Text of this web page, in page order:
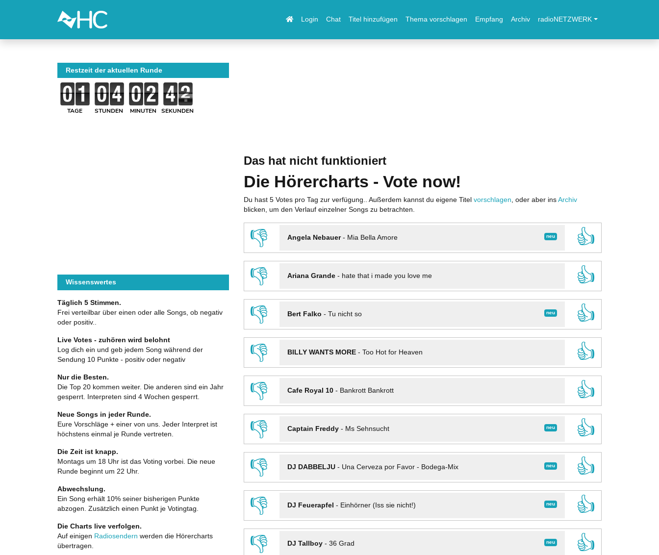
Login Chat Titel hinzufügen Thema vorschlagen Empfang Archiv radioNETZWERK
Das hat nicht funktioniert
Die Hörercharts - Vote now!
Du hast 5 Votes pro Tag zur verfügung.. Außerdem kannst du eigene Titel vorschlagen , oder aber ins Archiv
blicken, um den Verlauf einzelner Songs zu betrachten.
👎 neu
Angela Nebauer- Mia Bella Amore
👍
👎
Ariana Grande- hate that i made you love me
👍
👎
neu
Bert Falko - Tu nicht so
👍
👎
BILLY WANTS MORE- Too Hot for Heaven
👍
👎
Cafe Royal 10- Bankrott Bankrott
👍
👎
neu
Captain Freddy- Ms Sehnsucht
👍
👎
neu
DJ DABBELJU- Una Cerveza por Favor - Bodega-Mix
👍
👎
neu
DJ Feuerapfel - Einhörner (Iss sie nicht!)
👍
👎
neu
DJ Tallboy- 36 Grad
👍
Restzeit der aktuellen Runde
TAGE STUNDEN MINUTEN SEKUNDEN
Wissenswertes
Täglich 5 Stimmen.
Frei verteilbar über einen oder alle Songs, ob negativ
oder positiv..
Live Votes - zuhören wird belohnt
Log dich ein und geb jedem Song während der
Sendung 10 Punkte - positiv oder negativ
Nur die Besten.
Die Top 20 kommen weiter. Die anderen sind ein Jahr
gesperrt. Interpreten sind 4 Wochen gesperrt.
Neue Songs in jeder Runde.
Eure Vorschläge + einer von uns. Jeder Interpret ist
höchstens einmal je Runde vertreten.
Die Zeit ist knapp.
Montags um 18 Uhr ist das Voting vorbei. Die neue
Runde beginnt um 22 Uhr.
Abwechslung.
Ein Song erhält 10% seiner bisherigen Punkte
abzogen. Zusätzlich einen Punkt je Votingtag.
Die Charts live verfolgen.
Auf einigen Radiosendern werden die Hörercharts
übertragen.